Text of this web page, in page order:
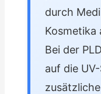
durch
Kosmetika
Bei der
auf die